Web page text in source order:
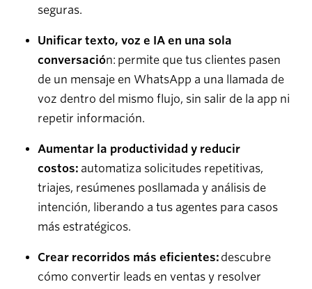
seguras.
Unificar texto, voz e IA en una sola
conversación: permite que tus clientes pasen
de un mensaje en WhatsApp a una llamada de
voz dentro del mismo flujo, sin salir de la app ni
repetir información.
Aumentar la productividad y reducir
costos: automatiza solicitudes repetitivas,
triajes, resúmenes posllamada y análisis de
intención, liberando a tus agentes para casos
más estratégicos.
Crear recorridos más eficientes: descubre
cómo convertir leads en ventas y resolver